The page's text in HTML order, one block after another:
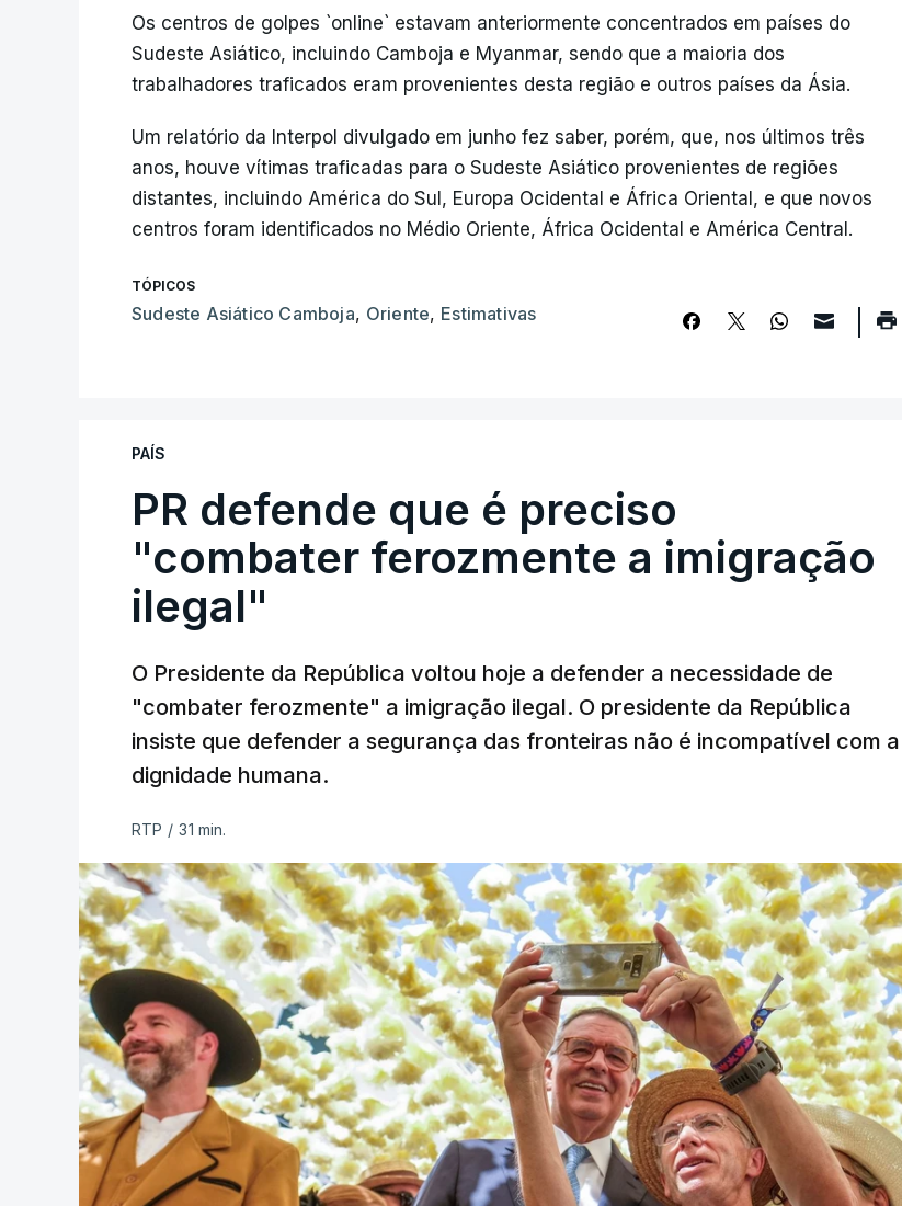
Os centros de golpes `online` estavam anteriormente concentrados em países do
Sudeste Asiático, incluindo Camboja e Myanmar, sendo que a maioria dos
trabalhadores traficados eram provenientes desta região e outros países da Ásia.
Um relatório da Interpol divulgado em junho fez saber, porém, que, nos últimos três
anos, houve vítimas traficadas para o Sudeste Asiático provenientes de regiões
distantes, incluindo América do Sul, Europa Ocidental e África Oriental, e que novos
centros foram identificados no Médio Oriente, África Ocidental e América Central.
TÓPICOS
Sudeste Asiático Camboja, Oriente, Estimativas
PAÍS
PR defende que é preciso
"combater ferozmente a imigração
ilegal"
O Presidente da República voltou hoje a defender a necessidade de
"combater ferozmente" a imigração ilegal. O presidente da República
insiste que defender a segurança das fronteiras não é incompatível com a
dignidade humana.
RTP / 31 min.